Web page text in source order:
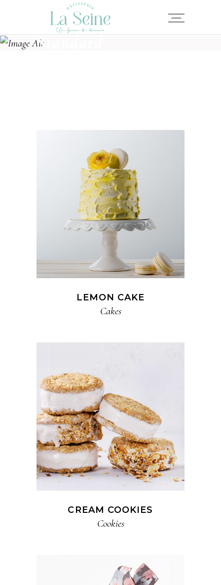
Standard
LEMON CAKE
Cakes
CREAM COOKIES
Cookies